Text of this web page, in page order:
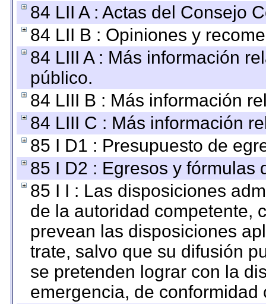
84 LII A : Actas del Consejo
84 LII B : Opiniones y
84 LIII A : Más información
público.
84 LIII B : Más información
84 LIII C : Más información
85 I D1 : Presupuesto de
85 I D2 : Egresos y fórmulas
85 I I : Las disposiciones
de la autoridad competente,
prevean las disposiciones
trate, salvo que su difusión
se pretenden lograr con la
emergencia, de